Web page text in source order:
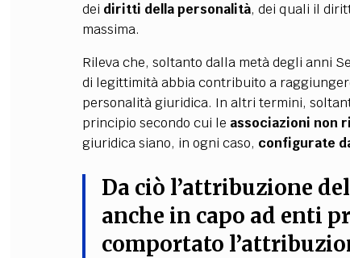
dei diritti della personalità, dei quali il
massima.
Rileva che, soltanto dalla metà degli anni
di legittimità abbia contribuito a
personalità giuridica. In altri termini,
principio secondo cui le associazioni non
giuridica siano, in ogni caso, configurate
Da ciò l’attribuzione
anche in capo ad enti
comportato